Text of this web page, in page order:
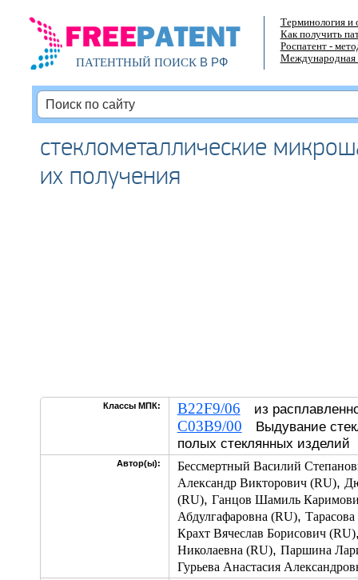
ПАТЕНТНЫЙ ПОИСКВ РФ
Терминология и
Как получить
Роспатент -
Международная
стеклометаллические
их получения
Классы МПК: B22F9/06 из
C03B9/00 Выдувание
полых стеклянных изделий
Автор(ы):
Бессмертный Василий
Александр Викторович (RU),
(RU), Ганцов Шамиль
Абдулгафаровна (RU),
Крахт Вячеслав Борисович (RU)
Николаевна (RU), Паршина
Гурьева Анастасия